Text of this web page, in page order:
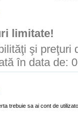
limitate!
şi preţuri
în data de:
trebuie sa ai cont de